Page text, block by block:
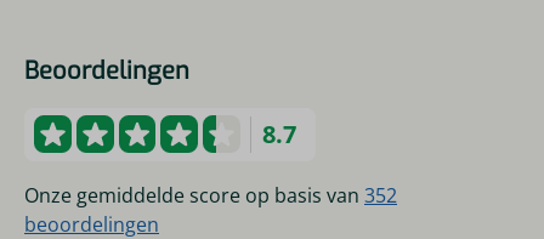
Beoordelingen
8.7
Onze gemiddelde score op basis van 352
beoordelingen